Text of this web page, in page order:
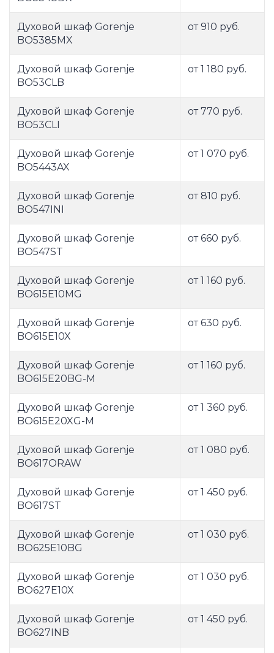
Духовой шкаф Gorenje
BO5385MX
от 910 руб.
Духовой шкаф Gorenje
BO53CLB
от 1 180 руб.
Духовой шкаф Gorenje
BO53CLI
от 770 руб.
Духовой шкаф Gorenje
BO5443AX
от 1 070 руб.
Духовой шкаф Gorenje
BO547INI
от 810 руб.
Духовой шкаф Gorenje
BO547ST
от 660 руб.
Духовой шкаф Gorenje
BO615E10MG
от 1 160 руб.
Духовой шкаф Gorenje
BO615E10X
от 630 руб.
Духовой шкаф Gorenje
BO615E20BG-M
от 1 160 руб.
Духовой шкаф Gorenje
BO615E20XG-M
от 1 360 руб.
Духовой шкаф Gorenje
BO617ORAW
от 1 080 руб.
Духовой шкаф Gorenje
BO617ST
от 1 450 руб.
Духовой шкаф Gorenje
BO625E10BG
от 1 030 руб.
Духовой шкаф Gorenje
BO627E10X
от 1 030 руб.
Духовой шкаф Gorenje
BO627INB
от 1 450 руб.